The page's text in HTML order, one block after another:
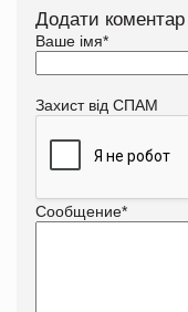
Додати коментар
Ваше імя*
Захист від СПАМ
Сообщение*